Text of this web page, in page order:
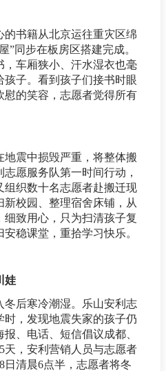
的书籍从北京运往重灾区绵
”同步在板房区搭建完成。
车厢狭小、汗水湿衣也毫
子。看到孩子们接书时眼
慰的笑容，志愿者觉得所有
地震中损毁严重，将整体搬
愿服务队第一时间行动，
组织数十名志愿者赴搬迁现
校园、整理宿舍床铺，从
致用心，只为扫清孩子复
稳课堂，重拾学习快乐。
娃
冬后寒冷潮湿。乐山安利志
时，发现地震失家的孩子仍
、电话、短信倡议成都、
天，安利营销人员与志愿者
日清晨6点半，志愿者将冬